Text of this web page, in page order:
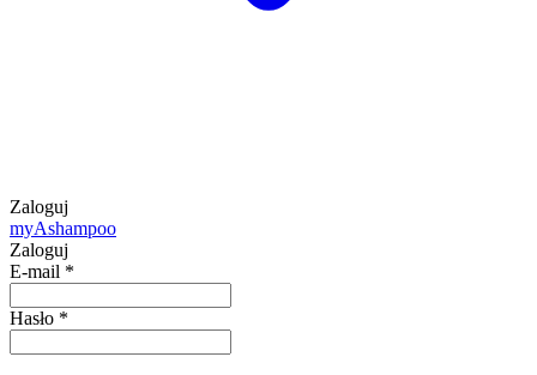
Zaloguj
myAshampoo
Zaloguj
E-mail *
Hasło *